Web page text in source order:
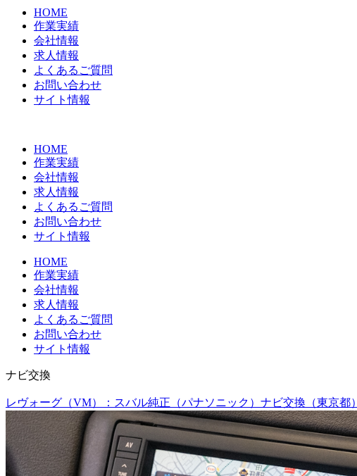
HOME
作業実績
会社情報
求人情報
よくあるご質問
お問い合わせ
サイト情報
HOME
作業実績
会社情報
求人情報
よくあるご質問
お問い合わせ
サイト情報
HOME
作業実績
会社情報
求人情報
よくあるご質問
お問い合わせ
サイト情報
ナビ交換
レヴォーグ（VM）：スバル純正（パナソニック）ナビ交換（東京都）